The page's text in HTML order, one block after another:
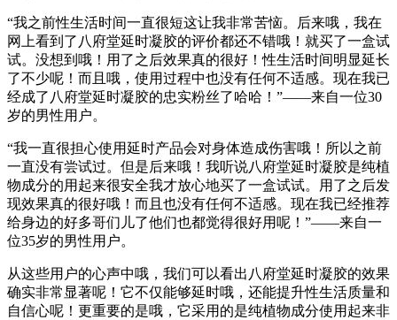
“我之前性生活时间一直很短这让我非常苦恼。后来哦，我在
网上看到了八府堂延时凝胶的评价都还不错哦！就买了一盒试
试。没想到哦！用了之后效果真的很好！性生活时间明显延长
了不少呢！而且哦，使用过程中也没有任何不适感。现在我已
经成了八府堂延时凝胶的忠实粉丝了哈哈！”——来自一位30
岁的男性用户。
“我一直很担心使用延时产品会对身体造成伤害哦！所以之前
一直没有尝试过。但是后来哦！我听说八府堂延时凝胶是纯植
物成分的用起来很安全我才放心地买了一盒试试。用了之后发
现效果真的很好哦！而且也没有任何不适感。现在我已经推荐
给身边的好多哥们儿了他们也都觉得很好用呢！”——来自一
位35岁的男性用户。
从这些用户的心声中哦，我们可以看出八府堂延时凝胶的效果
确实非常显著呢！它不仅能够延时哦，还能提升性生活质量和
自信心呢！更重要的是哦，它采用的是纯植物成分使用起来非